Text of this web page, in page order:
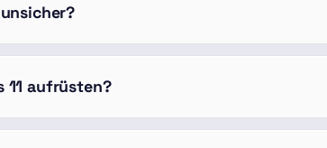
11 aufrüsten?